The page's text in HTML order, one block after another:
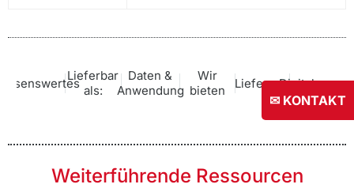
Lieferbar
als:
Daten &
Anwendung
Wir
bieten
Lieferung
Weiterführende Ressourcen
✉ KONTAKT